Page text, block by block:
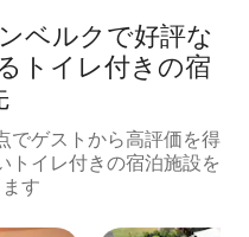
ベルクで好評な
トイレ付きの宿
でゲストから高評価を得
トイレ付きの宿泊施設を
す